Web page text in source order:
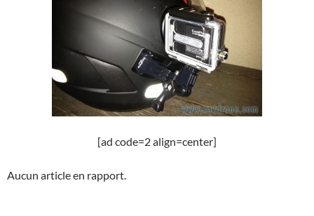
[ad code=2 align=center]
Aucun article en rapport.